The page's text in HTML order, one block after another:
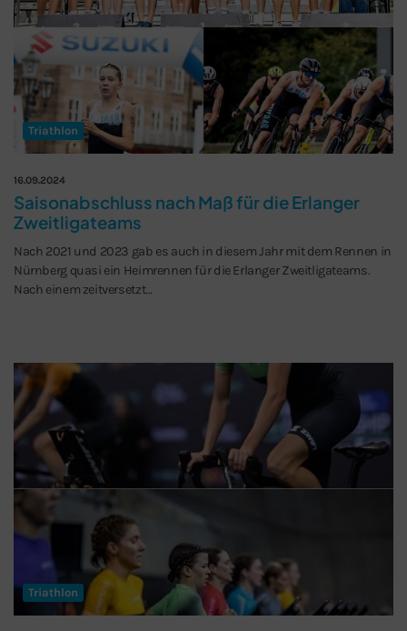
Triathlon
16.09.2024
Saisonabschluss nach Maß für die Erlanger
Zweitligateams
Nach 2021 und 2023 gab es auch in diesem Jahr mit dem Rennen in
Nürnberg quasi ein Heimrennen für die Erlanger Zweitligateams.
Nach einem zeitversetzt…
Triathlon